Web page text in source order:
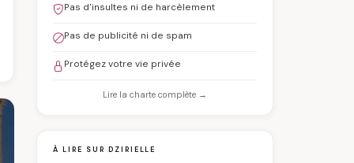
Pas d'insultes ni de harcèlement
Pas de publicité ni de spam
Protégez votre vie privée
Lire la charte complète →
À LIRE SUR DZIRIELLE